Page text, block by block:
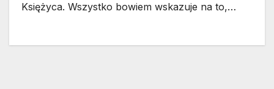
Księżyca. Wszystko bowiem wskazuje na to,…